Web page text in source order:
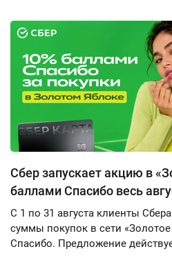
Сбер запускает акцию в
баллами Спасибо весь
С 1 по 31 августа клиенты
суммы покупок в сети
Спасибо. Предложение